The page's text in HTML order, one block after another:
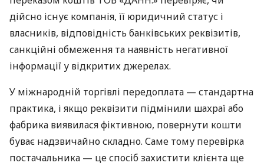
дійсно існує компанія, її юридичний статус і
власників, відповідність банківських реквізитів,
санкційні обмеження та наявність негативної
інформації у відкритих джерелах.
У міжнародній торгівлі передоплата — стандартна
практика, і якщо реквізити підмінили шахраї або
фабрика виявилася фіктивною, повернути кошти
буває надзвичайно складно. Саме тому перевірка
постачальника — це спосіб захистити клієнта ще